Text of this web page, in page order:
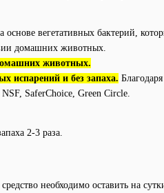
основе вегетативных бактерий,
домашних животных.
животных.
испарений и без запаха.
SaferChoice, Green Circle.
2-3 раза.
необходимо оставить на